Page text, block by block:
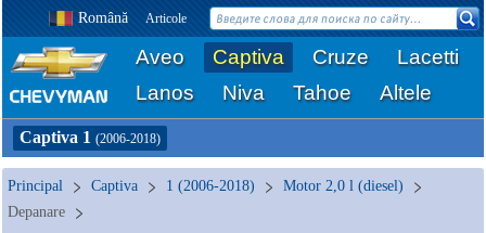
Română Articole
Aveo Captiva Cruze
Lacetti
Lanos
Niva Tahoe Altele
Captiva 1 (2006-2018)
Principal Captiva 1 (2006-2018)
Motor 2,0 l (diesel)
Depanare